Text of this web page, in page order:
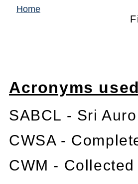
Home
Acronyms
SABCL - Sri
CWSA -
CWM -